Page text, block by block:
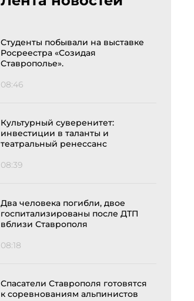
Студенты побывали на выставке
Росреестра «Созидая
Ставрополье».
08:46
Культурный суверенитет:
инвестиции в таланты и
театральный ренессанс
08:39
Два человека погибли, двое
госпитализированы после ДТП
вблизи Ставрополя
08:18
Спасатели Ставрополя готовятся
к соревнованиям альпинистов